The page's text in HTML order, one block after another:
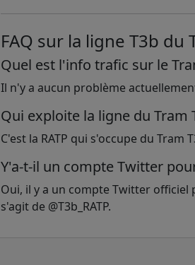
FAQ sur la ligne T3b du
Quel est l'info trafic sur le
Il n'y a aucun problème
Qui exploite la ligne du Tram
C'est la RATP qui s'occupe du
Y'a-t-il un compte Twitter
Oui, il y a un compte Twitter
s'agit de @T3b_RATP.